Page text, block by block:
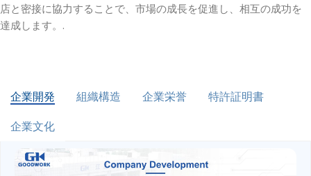
店と密接に協力することで、市場の成長を促進し、相互の成功を
達成します。.
企業開発 組織構造 企業栄誉
特許証明書
企業文化